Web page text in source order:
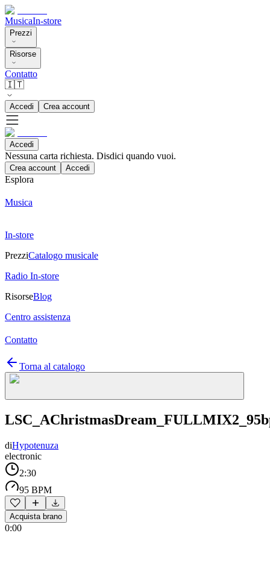
MusicaIn-store
Prezzi
Risorse
Contatto
🇮🇹
Accedi Crea account
Accedi
Nessuna carta richiesta. Disdici quando vuoi.
Crea account Accedi
Esplora
Musica
In-store
PrezziCatalogo musicale
Radio In-store
RisorseBlog
Centro assistenza
Contatto
Torna al catalogo
diHypotenuza
electronic
2:30
95 BPM
Acquista brano
0:00